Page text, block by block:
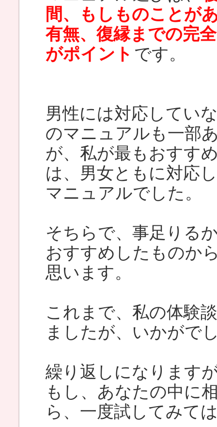
間、もしものことが
有無、復縁までの完
がポイント です。
男性には対応してい
のマニュアルも一部
が、私が最もおすす
は、男女ともに対応
マニュアルでした。
そちらで、事足りる
おすすめしたものか
思います。
これまで、私の体験
ましたが、いかがで
繰り返しになります
もし、あなたの中に
ら、一度試してみて